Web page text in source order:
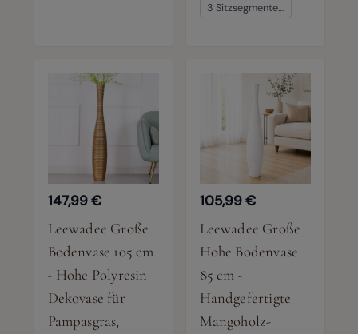
3 Sitzsegmente…
147,99 €
Leewadee Große
Bodenvase 105 cm
- Hohe Polyresin
Dekovase für
Pampasgras,
105,99 €
Leewadee Große
Hohe Bodenvase
85 cm -
Handgefertigte
Mangoholz-